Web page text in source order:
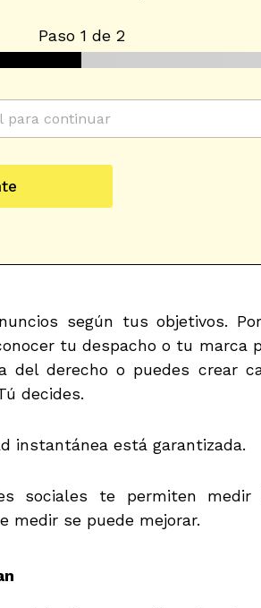
Paso 1 de 2
según tus objetivos.
tu despacho o tu marca
derecho o puedes crear
decides.
instantánea está garantizada.
sociales te permiten
medir se puede mejorar.